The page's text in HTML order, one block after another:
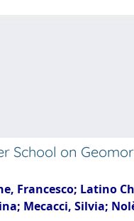
School on
Francesco; Latino
Mecacci, Silvia;